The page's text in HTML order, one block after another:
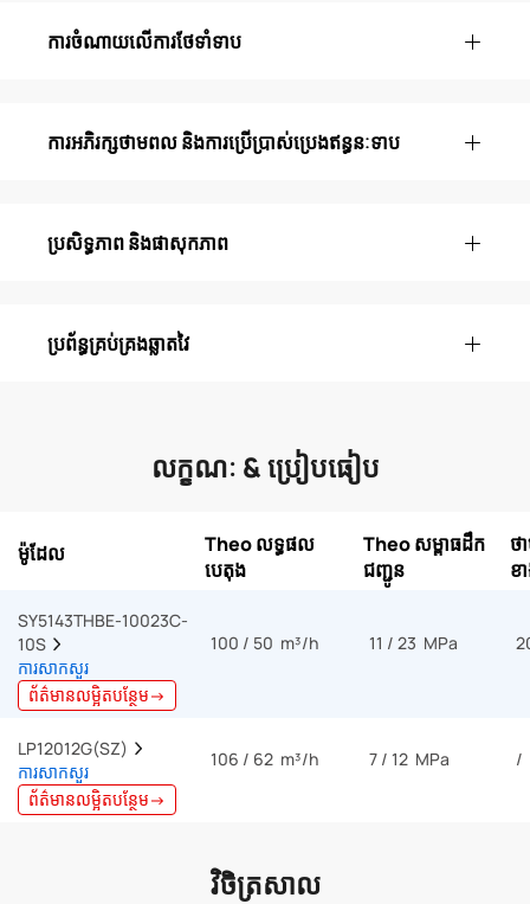
ការចំណាយលើការថែទាំទាប
ការអភិរក្សថាមពល និងការប្រើប្រាស់ប្រេងឥន្ធនៈទាប
ប្រសិទ្ធភាព និងផាសុកភាព
ប្រព័ន្ធគ្រប់គ្រងឆ្លាតវៃ
លក្ខណៈ & ប្រៀបធៀប
ម៉ូដែល
Theo លទ្ធផល
បេតុង
Theo សម្ពាធដឹក
ជញ្ជូន
ថ
ខ
SY5143THBE-10023C-
10S
ការសាកសួរ
ព័ត៌មានលម្អិតបន្ថែម→
100 / 50 m³/h 11 / 23 MPa
LP12012G(SZ)
ការសាកសួរ
ព័ត៌មានលម្អិតបន្ថែម→
106 / 62 m³/h 7 / 12 MPa /
វិចិត្រសាល